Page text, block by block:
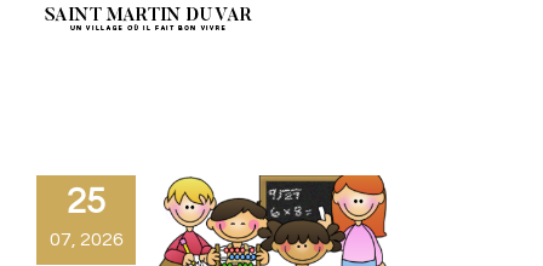
25
07, 2026